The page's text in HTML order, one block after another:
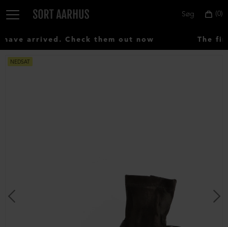
0
Søg
arrived. Check them out now The
NEDSAT